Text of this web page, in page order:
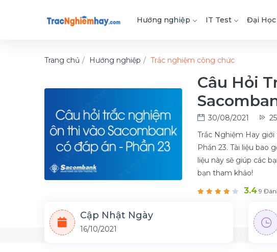
Hướng nghiệp IT Test Đại Học
Trang chủ Hướng nghiệp Trắc nghiệm công chức
Câu Hỏi
30/08/2021
Trắc Nghiệm Hay
Phần 23. Tài liệu bao
liệu này sẽ giúp các
bạn tham khảo!
3.4 9
Cập Nhật Ngày
16/10/2021